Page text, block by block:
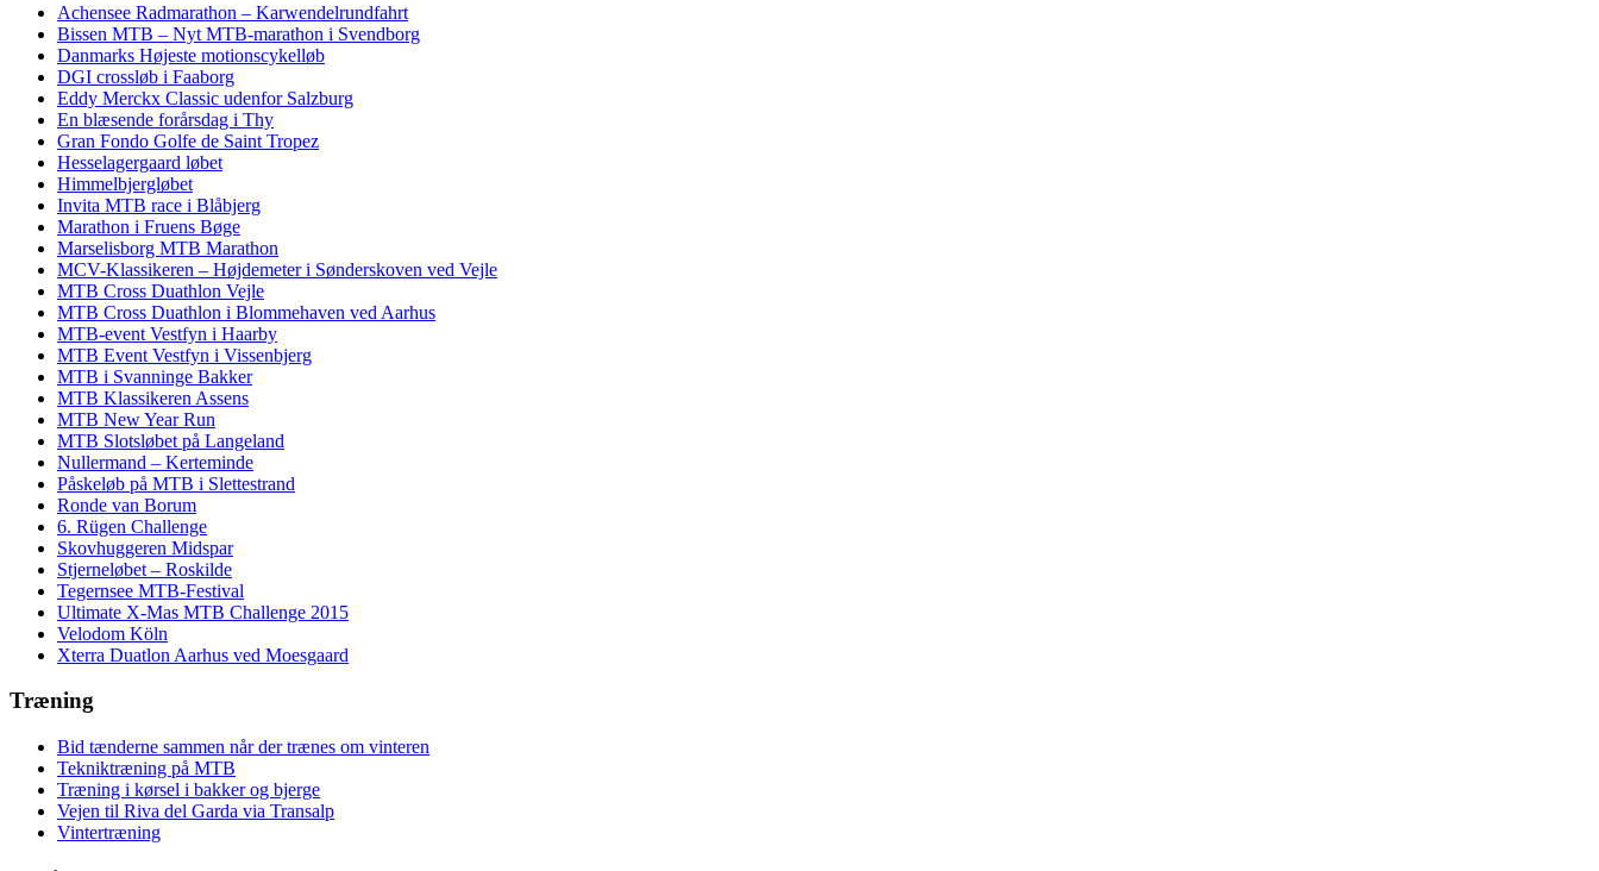
Achensee Radmarathon – Karwendelrundfahrt
Bissen MTB – Nyt MTB-marathon i Svendborg
Danmarks Højeste motionscykelløb
DGI crossløb i Faaborg
Eddy Merckx Classic udenfor Salzburg
En blæsende forårsdag i Thy
Gran Fondo Golfe de Saint Tropez
Hesselagergaard løbet
Himmelbjergløbet
Invita MTB race i Blåbjerg
Marathon i Fruens Bøge
Marselisborg MTB Marathon
MCV-Klassikeren – Højdemeter i Sønderskoven ved Vejle
MTB Cross Duathlon Vejle
MTB Cross Duathlon i Blommehaven ved Aarhus
MTB-event Vestfyn i Haarby
MTB Event Vestfyn i Vissenbjerg
MTB i Svanninge Bakker
MTB Klassikeren Assens
MTB New Year Run
MTB Slotsløbet på Langeland
Nullermand – Kerteminde
Påskeløb på MTB i Slettestrand
Ronde van Borum
6. Rügen Challenge
Skovhuggeren Midspar
Stjerneløbet – Roskilde
Tegernsee MTB-Festival
Ultimate X-Mas MTB Challenge 2015
Velodom Köln
Xterra Duatlon Aarhus ved Moesgaard
Træning
Bid tænderne sammen når der trænes om vinteren
Tekniktræning på MTB
Træning i kørsel i bakker og bjerge
Vejen til Riva del Garda via Transalp
Vintertræning